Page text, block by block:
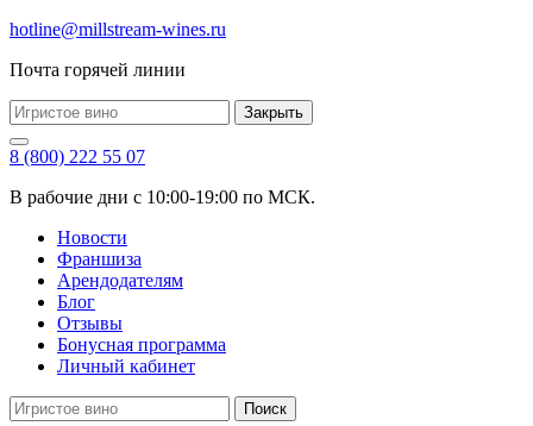
hotline@millstream-wines.ru
Почта горячей линии
Закрыть
8 (800) 222 55 07
В рабочие дни с 10:00-19:00 по МСК.
Новости
Франшиза
Арендодателям
Блог
Отзывы
Бонусная программа
Личный кабинет
Поиск